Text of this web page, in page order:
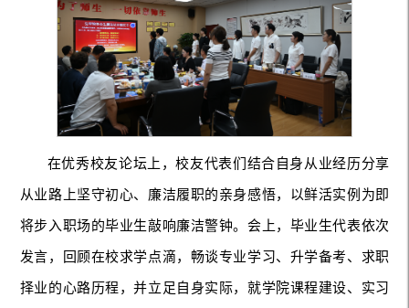
在优秀校友论坛上，校友代表们结合自身从业经历分享
从业路上坚守初心、廉洁履职的亲身感悟，以鲜活实例为即
将步入职场的毕业生敲响廉洁警钟。会上，毕业生代表依次
发言，回顾在校求学点滴，畅谈专业学习、升学备考、求职
择业的心路历程，并立足自身实际，就学院课程建设、实习